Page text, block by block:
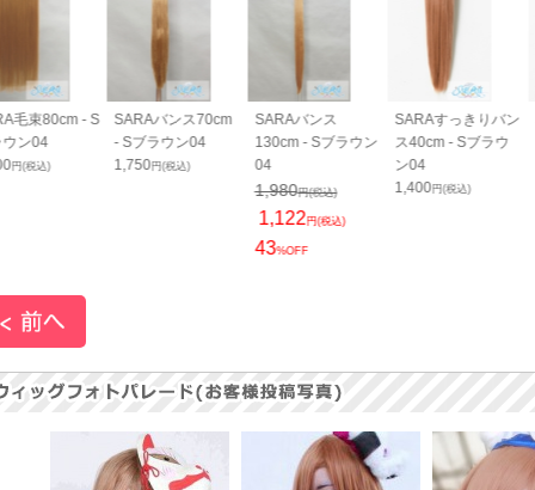
毛束80cm - S
ウン04
円(税込)
SARAバンス70cm
- Sブラウン04
1,750 円(税込)
SARAバンス
130cm - Sブラウン
04
1,980円(税込)
1,122円(税込)
43%OFF
SARAすっきりバン
ス40cm - Sブラウ
ン04
1,400 円(税込)